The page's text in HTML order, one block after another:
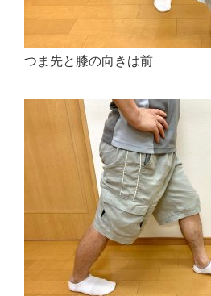
つま先と膝の向きは前